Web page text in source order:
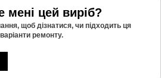
мені цей виріб?
щоб дізнатися, чи підходить ця
ремонту.